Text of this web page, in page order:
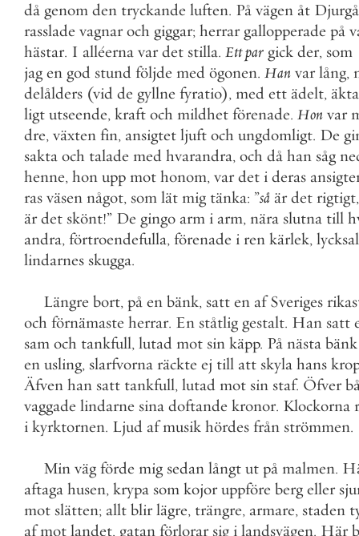
då genom den tryckande luften. På vägen åt
rasslade vagnar och giggar; herrar gallopperade på
hästar. I alléerna var det stilla. Ettpar gick der, som
jag en god stund följde med ögonen. Han var lång,
delålders (vid de gyllne fyratio), med ett ädelt, äkta
ligt utseende, kraft och mildhet förenade. Hon var
dre, växten fin, ansigtet ljuft och ungdomligt. De
sakta och talade med hvarandra, och då han såg
henne, hon upp mot honom, var det i deras
ras väsen något, som lät mig tänka: ”så är det rigtigt,
är det skönt!” De gingo arm i arm, nära slutna till
andra, förtroendefulla, förenade i ren kärlek,
lindarnes skugga.
Längre bort, på en bänk, satt en af Sveriges
och förnämaste herrar. En ståtlig gestalt. Han satt
sam och tankfull, lutad mot sin käpp. På nästa bänk
en usling, slarfvorna räckte ej till att skyla hans
Äfven han satt tankfull, lutad mot sin staf. Öfver
vaggade lindarne sina doftande kronor. Klockorna
i kyrktornen. Ljud af musik hördes från strömmen.
Min väg förde mig sedan långt ut på malmen.
aftaga husen, krypa som kojor uppföre berg eller
mot slätten; allt blir lägre, trängre, armare, staden
af mot landet, gatan förlorar sig i landsvägen. Här